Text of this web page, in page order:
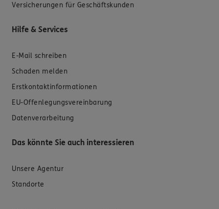
Versicherungen für Geschäftskunden
Hilfe & Services
E-Mail schreiben
Schaden melden
Erstkontaktinformationen
EU-Offenlegungsvereinbarung
Datenverarbeitung
Das könnte Sie auch interessieren
Unsere Agentur
Standorte